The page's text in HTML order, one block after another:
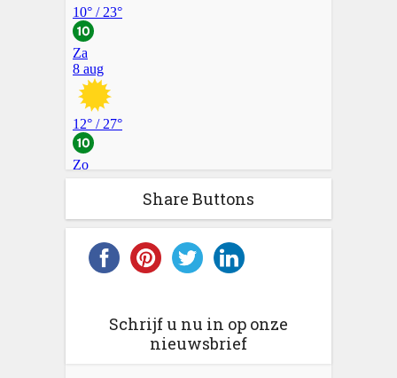
Share Buttons
Schrijf u nu in op onze
nieuwsbrief